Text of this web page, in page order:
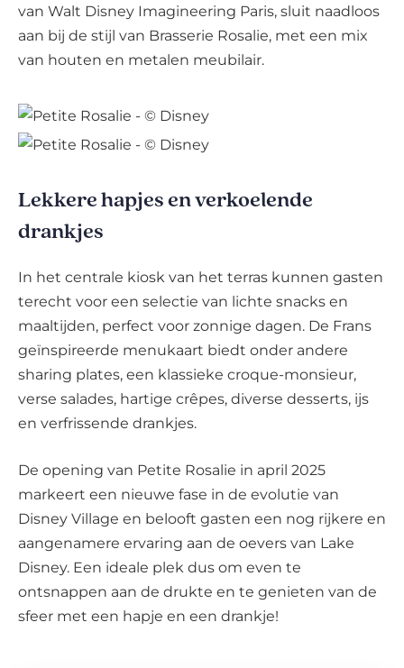
van Walt Disney Imagineering Paris, sluit naadloos
aan bij de stijl van Brasserie Rosalie, met een mix
van houten en metalen meubilair.
Lekkere hapjes en verkoelende
drankjes
In het centrale kiosk van het terras kunnen gasten
terecht voor een selectie van lichte snacks en
maaltijden, perfect voor zonnige dagen. De Frans
geïnspireerde menukaart biedt onder andere
sharing plates, een klassieke croque-monsieur,
verse salades, hartige crêpes, diverse desserts, ijs
en verfrissende drankjes.
De opening van Petite Rosalie in april 2025
markeert een nieuwe fase in de evolutie van
Disney Village en belooft gasten een nog rijkere en
aangenamere ervaring aan de oevers van Lake
Disney. Een ideale plek dus om even te
ontsnappen aan de drukte en te genieten van de
sfeer met een hapje en een drankje!